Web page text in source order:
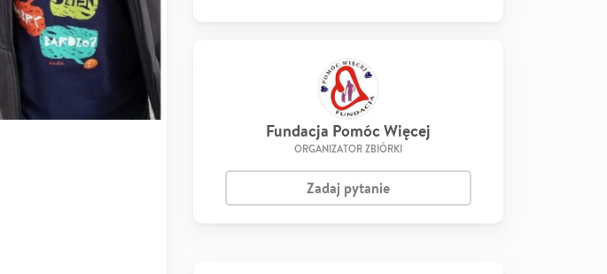
Fundacja Pomóc Więcej
ORGANIZATOR ZBIÓRKI
Zadaj pytanie